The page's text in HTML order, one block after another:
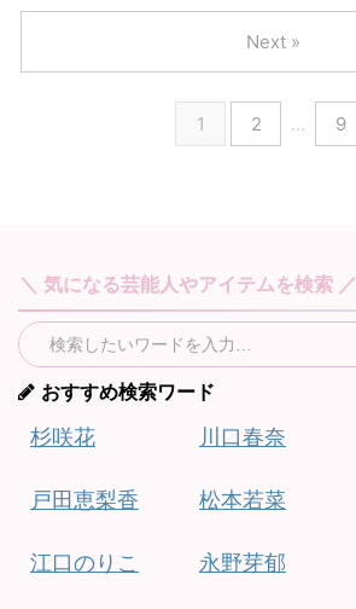
1 2 … 9
Next »
＼ 気になる芸能人やアイテムを検索 ／
おすすめ検索ワード
杉咲花
戸田恵梨香
江口のりこ
川口春奈
松本若菜
永野芽郁